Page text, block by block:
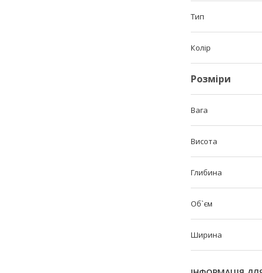
Тип
Колір
Розміри
Вага
Висота
Глибина
Об`єм
Ширина